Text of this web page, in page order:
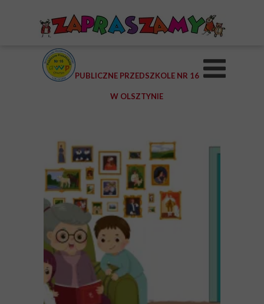
PUBLICZNE PRZEDSZKOLE NR 16
W OLSZTYNIE